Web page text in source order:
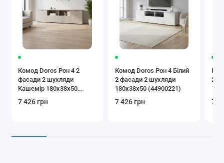
Комод Doros Рон 4 2
фасади 2 шухляди
Кашемір 180х38х50
7 426 грн
Комод Doros Рон 4 Білий
2 фасади 2 шухляди
180х38х50 (44900221)
7 426 грн
2
7